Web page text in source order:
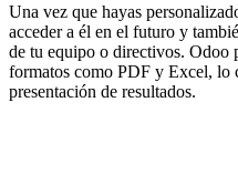
Una vez que hayas
acceder a él en el futuro y
de tu equipo o directivos. Odoo
formatos como PDF y Excel, lo
presentación de resultados.